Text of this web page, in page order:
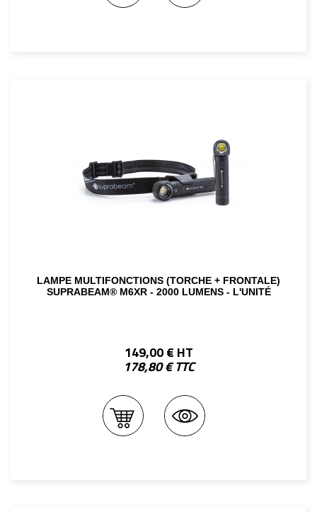
LAMPE MULTIFONCTIONS (TORCHE + FRONTALE)
SUPRABEAM® M6XR - 2000 LUMENS - L'UNITÉ
149,00 € HT
178,80 € TTC